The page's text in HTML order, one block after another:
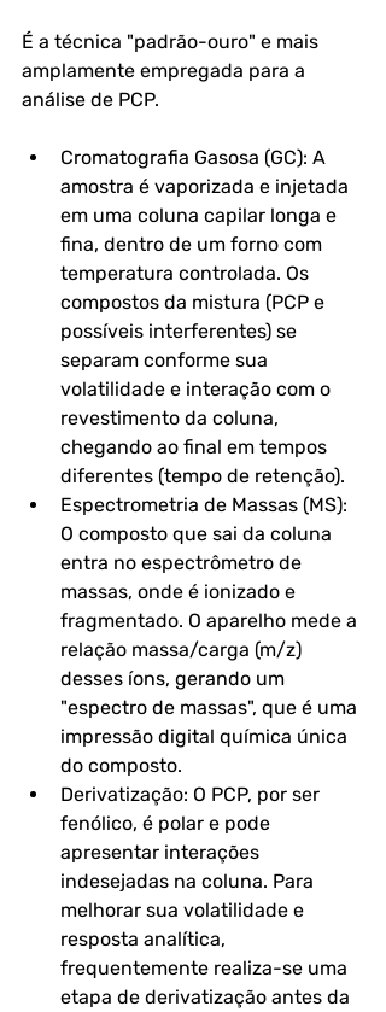
É a técnica "padrão-ouro" e mais
amplamente empregada para a
análise de PCP.
Cromatografia Gasosa (GC): A
amostra é vaporizada e injetada
em uma coluna capilar longa e
fina, dentro de um forno com
temperatura controlada. Os
compostos da mistura (PCP e
possíveis interferentes) se
separam conforme sua
volatilidade e interação com o
revestimento da coluna,
chegando ao final em tempos
diferentes (tempo de retenção).
Espectrometria de Massas (MS):
O composto que sai da coluna
entra no espectrômetro de
massas, onde é ionizado e
fragmentado. O aparelho mede a
relação massa/carga (m/z)
desses íons, gerando um
"espectro de massas", que é uma
impressão digital química única
do composto.
Derivatização: O PCP, por ser
fenólico, é polar e pode
apresentar interações
indesejadas na coluna. Para
melhorar sua volatilidade e
resposta analítica,
frequentemente realiza-se uma
etapa de derivatização antes da